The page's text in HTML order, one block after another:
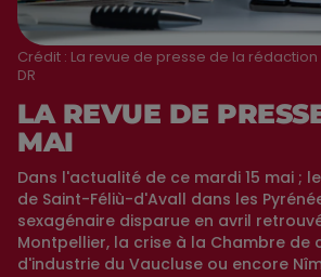
Crédit : La revue de presse de la rédaction
DR
LA REVUE DE
MAI
Dans l'actualité de ce mardi 15 mai ;
de Saint-Féliù-d'Avall dans les
sexagénaire disparue en avril
Montpellier, la crise à la Chambre de
d'industrie du Vaucluse ou encore